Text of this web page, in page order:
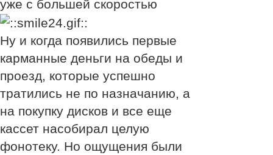
уже с большей скоростью
Ну и когда появились первые
карманные деньги на обеды и
проезд, которые успешно
тратились не по назначанию, а
на покупку дисков и все еще
кассет насобирал целую
фонотеку. Но ощущения были